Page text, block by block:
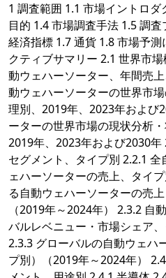
1 調査範囲 1.1 市場イントロ
目的 1.4 市場調査手法 1.5 調
経済指標 1.7 通貨 1.8 市場予
クティブサマリー 2.1 世界市
動ウェハーソーター、年間売
動ウェハーソーターの世界市
理別、2019年、2023年および
ーターの世界市場の現状分析・
2019年、2023年および2030
セグメント、タイプ別 2.2.1
ェハーソーターの売上、タイ
る自動ウェハーソーターの売
（2019年～2024年） 2.3.2 自
バルレベニュー・市場シェア
2.3.3 グローバルの自動ウェハ
プ別）（2019年～2024年）